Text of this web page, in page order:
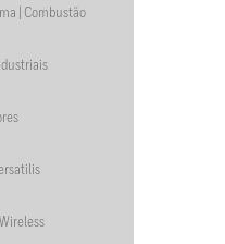
| Combustão